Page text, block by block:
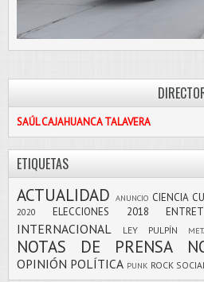
SAÚL CAJAHUANCA TALAVERA
ETIQUETAS
ACTUALIDAD ANUNCIO CIENCIA
2020
ELECCIONES 2018
INTERNACIONAL LEY PULPÍN
NOTAS DE PRENSA
OPINIÓN POLÍTICA PUNK ROCK